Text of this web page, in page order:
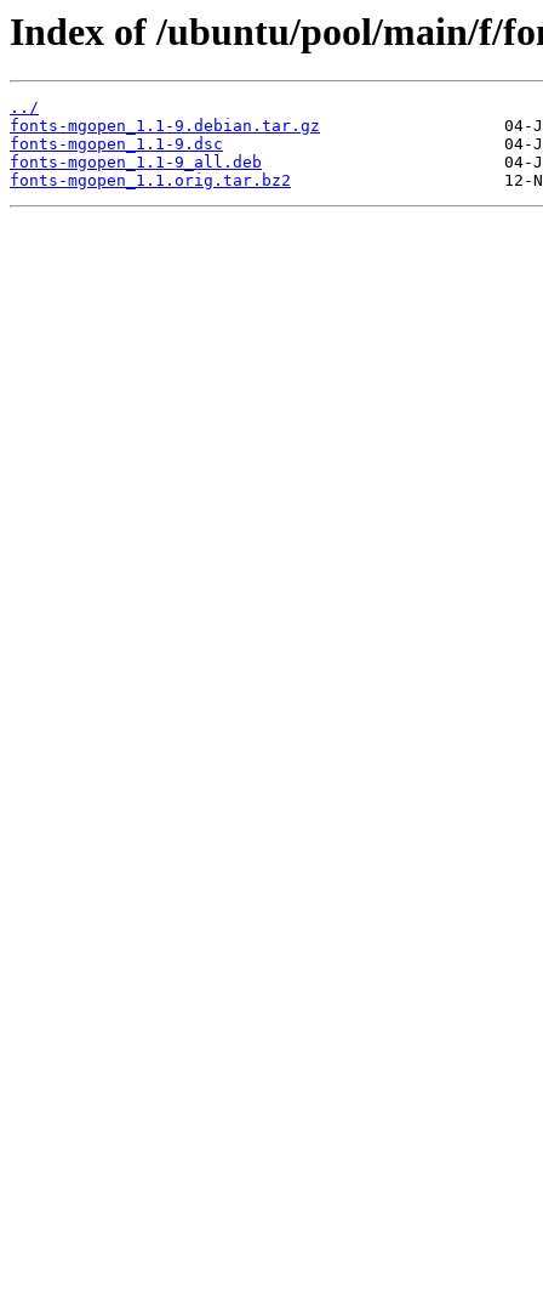
Index of /ubuntu/pool/main/f/
../
fonts-mgopen_1.1-9.debian.tar.gz
fonts-mgopen_1.1-9.dsc
fonts-mgopen_1.1-9_all.deb
fonts-mgopen_1.1.orig.tar.bz2